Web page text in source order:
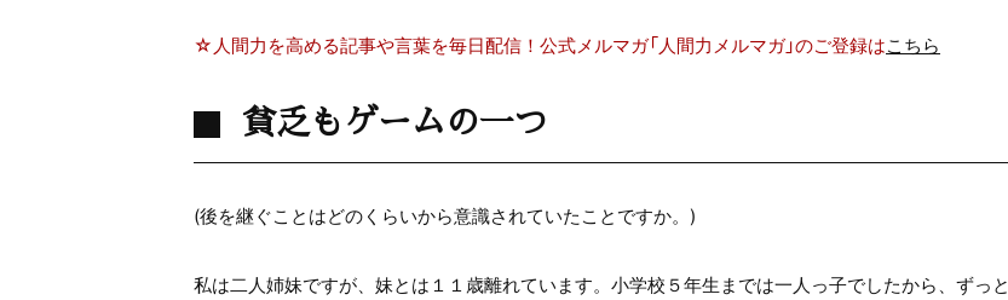
☆人間力を高める記事や言葉を毎日配信！公式メルマガ「人間力メルマガ」のご登録はこちら
貧乏もゲームの一つ
(後を継ぐことはどのくらいから意識されていたことですか。)
私は二人姉妹ですが、妹とは１１歳離れています。小学校５年生までは一人っ子でしたから、ずっと